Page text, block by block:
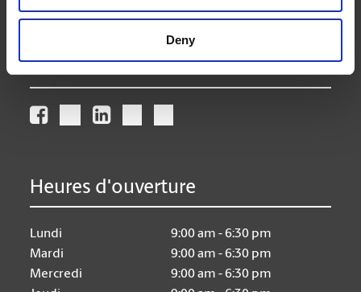
Deny
store174@theupsstore.ca
Nous suivre
Heures d'ouverture
Lundi
9:00 am - 6:30 pm
Mardi
9:00 am - 6:30 pm
Mercredi
9:00 am - 6:30 pm